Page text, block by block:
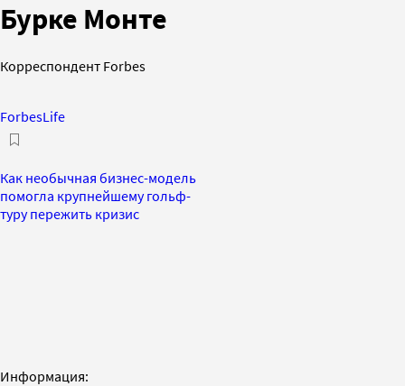
Бурке Монте
Корреспондент Forbes
ForbesLife
Как необычная бизнес-модель
помогла крупнейшему гольф-
туру пережить кризис
Информация: